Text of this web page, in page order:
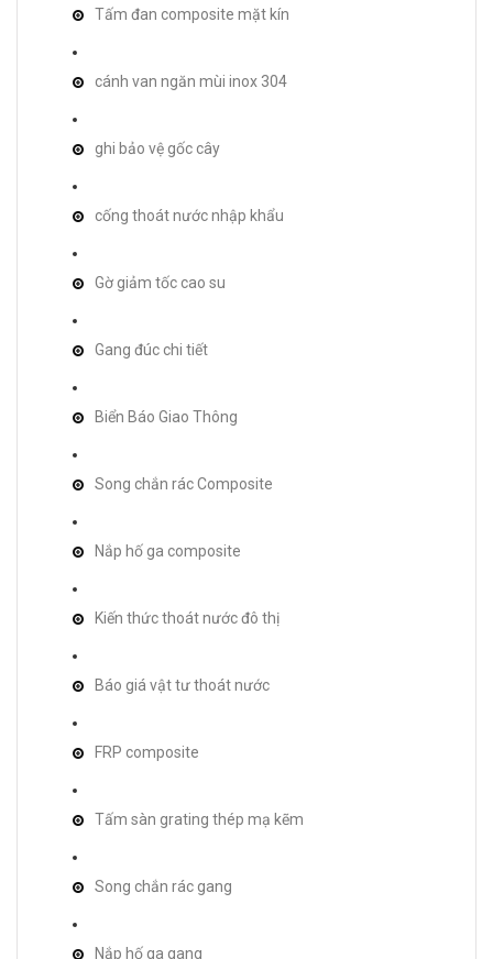
Tấm đan composite mặt kín
cánh van ngăn mùi inox 304
ghi bảo vệ gốc cây
cống thoát nước nhập khẩu
Gờ giảm tốc cao su
Gang đúc chi tiết
Biển Báo Giao Thông
Song chắn rác Composite
Nắp hố ga composite
Kiến thức thoát nước đô thị
Báo giá vật tư thoát nước
FRP composite
Tấm sàn grating thép mạ kẽm
Song chắn rác gang
Nắp hố ga gang